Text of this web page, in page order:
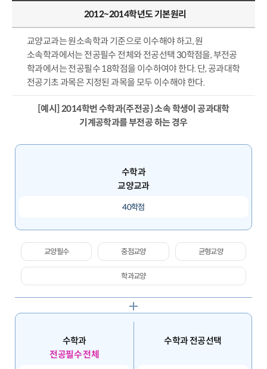
2012~2014학년도 기본원리
교양교과는 원소속학과 기준으로 이수해야 하고, 원
소속학과에서는 전공필수 전체와 전공선택 30학점을, 부전공
학과에서는 전공필수 18학점을 이수하여야 한다. 단, 공과대학
전공기초 과목은 지정된 과목을 모두 이수해야 한다.
[예시] 2014학번 수학과(주전공) 소속 학생이 공과대학
기계공학과를 부전공 하는 경우
수학과
교양교과
40학점
교양필수 중점교양 균형교양
학과교양
수학과
전공필수 전체
수학과 전공선택